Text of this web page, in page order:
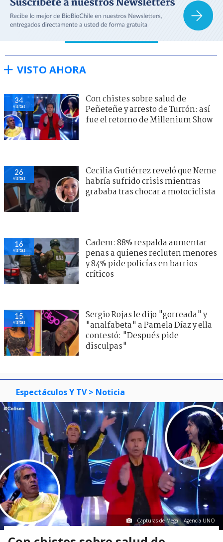
VISTO AHORA
34
visitas
Con chistes sobre salud de
Peñeteñe y arresto de Turrón: así
fue el retorno de Millenium Show
26
visitas
Cecilia Gutiérrez reveló que Neme
habría sufrido crisis mientras
grababa tras chocar a motociclista
16
visitas
Cadem: 88% respalda aumentar
penas a quienes recluten menores
y 84% pide policías en barrios
críticos
15
visitas
Sergio Rojas le dijo "gorreada" y
"analfabeta" a Pamela Díaz y ella
contestó: "Después pide
disculpas"
Espectáculos Y TV > Noticia
Capturas de Mega | Agencia UNO